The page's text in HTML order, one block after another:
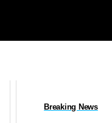
Breaking News